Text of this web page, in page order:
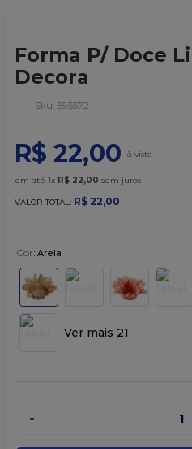
Forma P/ Doce
Decora
: 595572
R$ 22,00
em até 1x R$ 22,00 sem juros
VALOR TOTAL: R$ 22,00
Cor: Areia
Ver mais 21
- 1
6
9º
caixa kraft
10º chocolate